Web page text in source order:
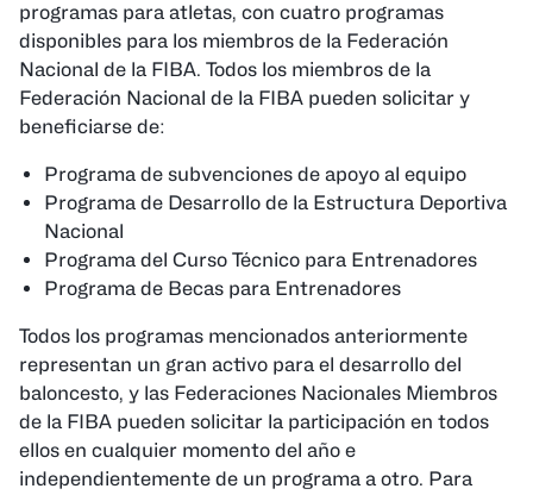
programas para atletas, con cuatro programas
disponibles para los miembros de la Federación
Nacional de la FIBA. Todos los miembros de la
Federación Nacional de la FIBA ​​pueden solicitar y
beneficiarse de:
Programa de subvenciones de apoyo al equipo
Programa de Desarrollo de la Estructura Deportiva
Nacional
Programa del Curso Técnico para Entrenadores
Programa de Becas para Entrenadores
Todos los programas mencionados anteriormente
representan un gran activo para el desarrollo del
baloncesto, y las Federaciones Nacionales Miembros
de la FIBA ​​pueden solicitar la participación en todos
ellos en cualquier momento del año e
independientemente de un programa a otro. Para